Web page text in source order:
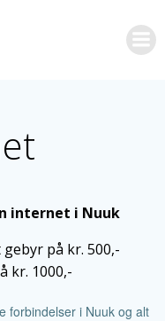
internet i Nuuk
på kr. 500,-
kr. 1000,-
forbindelser i Nuuk og alt